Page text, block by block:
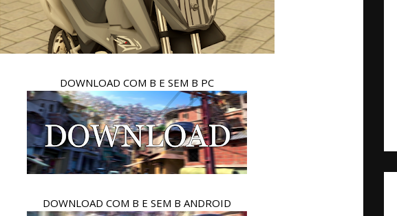
DOWNLOAD COM B E SEM B PC
DOWNLOAD COM B E SEM B ANDROID